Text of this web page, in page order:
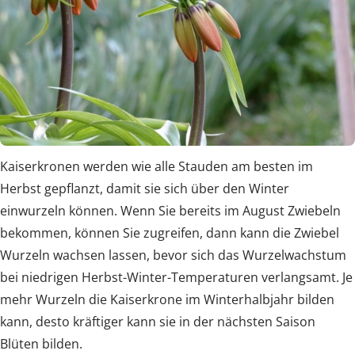
Kaiserkronen werden wie alle Stauden am besten im
Herbst gepflanzt, damit sie sich über den Winter
einwurzeln können. Wenn Sie bereits im August Zwiebeln
bekommen, können Sie zugreifen, dann kann die Zwiebel
Wurzeln wachsen lassen, bevor sich das Wurzelwachstum
bei niedrigen Herbst-Winter-Temperaturen verlangsamt. Je
mehr Wurzeln die Kaiserkrone im Winterhalbjahr bilden
kann, desto kräftiger kann sie in der nächsten Saison
Blüten bilden.